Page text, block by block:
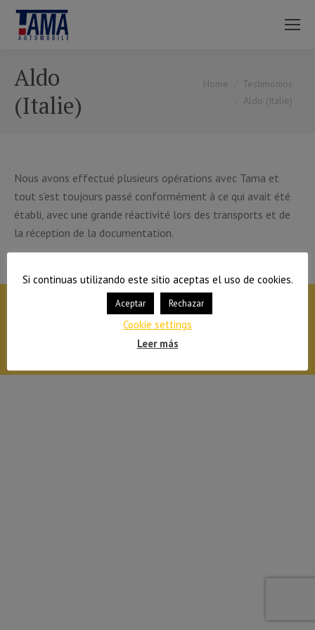
Aldo
(Italie)
Home
Testimonios
Aldo (Italie)
Nous avons effectué plusieurs opérations avec Tama et
tout s’est toujours passé conformément à ce qui avait été
établi, avec une grande réactivité lors des transports et de
la réception de la documentation.
Tama Automobile 2026
Si continuas utilizando este sitio aceptas el uso de cookies.
Aceptar Rechazar
Cookie settings
Leer más